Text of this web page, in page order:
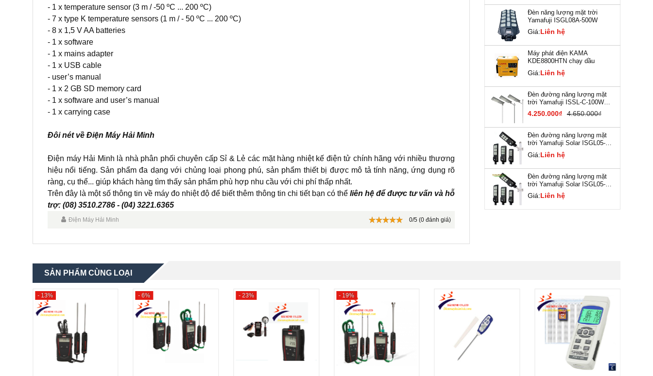
- 1 x temperature sensor (3 m / -50 ºC ... 200 ºC)
- 7 x type K temperature sensors (1 m / - 50 ºC ... 200 ºC)
- 8 x 1,5 V AA batteries
- 1 x software
- 1 x mains adapter
- 1 x USB cable
- user’s manual
- 1 x 2 GB SD memory card
- 1 x software and user’s manual
- 1 x carrying case
Đôi nét về Điện Máy Hải Minh
Điện máy Hải Minh là nhà phân phối chuyên cấp Sỉ & Lẻ các mặt hàng nhiệt kế điện tử chính hãng với nhiều thương
hiệu nổi tiếng. Sản phẩm đa dạng với chủng loại phong phú, sản phẩm thiết bị được mô tả tính năng, ứng dụng rõ
ràng, cụ thể... giúp khách hàng tìm thấy sản phẩm phù hợp nhu cầu với chi phí thấp nhất.
Trên đây là một số thông tin về máy đo nhiệt độ để biết thêm thông tin chi tiết bạn có thể liên hệ để được tư vấn và hỗ
trợ: (08) 3510.2786 - (04) 3221.6365
Điện Máy Hải Minh 0/5 (0 đánh giá)
Đèn năng lượng mặt trời
Yamafuji ISGL08A-500W
Giá:Liên hệ
Máy phát điện KAMA
KDE8800HTN chạy dầu
Giá:Liên hệ
Đèn đường năng lượng mặt
trời Yamafuji ISSL-C-100W
(New)
4.250.000₫ 4.650.000₫
Đèn đường năng lượng mặt
trời Yamafuji Solar ISGL05-
120W
Giá:Liên hệ
Đèn đường năng lượng mặt
trời Yamafuji Solar ISGL05-
180W
Giá:Liên hệ
SẢN PHẨM CÙNG LOẠI
- 13% - 6% - 23% - 19%